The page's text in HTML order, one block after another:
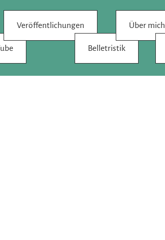
Veröffentlichungen
Belletristik
Über mich